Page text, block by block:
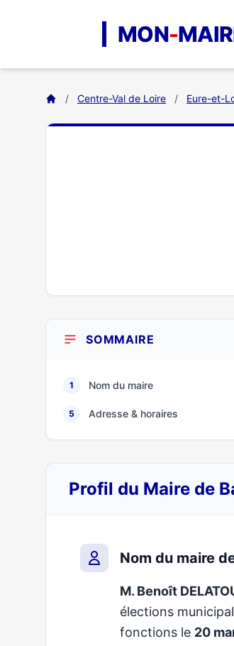
MON-
/ Centre-Val de Loire / Eure-et-
SOMMAIRE
1 Nom du maire
5 Adresse & horaires
Profil du Maire de
Nom du maire
M. Benoît
élections
fonctions le 20